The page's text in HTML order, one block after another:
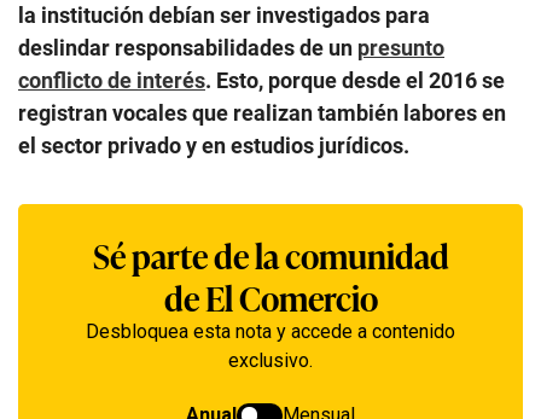
la institución debían ser investigados para
deslindar responsabilidades de un presunto
conflicto de interés. Esto, porque desde el 2016 se
registran vocales que realizan también labores en
el sector privado y en estudios jurídicos.